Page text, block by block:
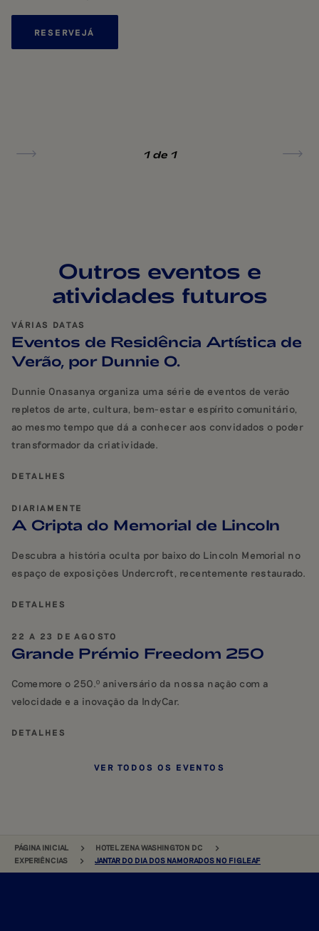
RESERVE JÁ
1de 1
Outros eventos e
atividades futuros
VÁRIAS DATAS
Eventos de Residência Artística de
Verão, por Dunnie O.
Dunnie Onasanya organiza uma série de eventos de verão
repletos de arte, cultura, bem-estar e espírito comunitário,
ao mesmo tempo que dá a conhecer aos convidados o poder
transformador da criatividade.
DETALHES
DIARIAMENTE
A Cripta do Memorial de Lincoln
Descubra a história oculta por baixo do Lincoln Memorial no
espaço de exposições Undercroft, recentemente restaurado.
DETALHES
22 A 23 DE AGOSTO
Grande Prémio Freedom 250
Comemore o 250.º aniversário da nossa nação com a
velocidade e a inovação da IndyCar.
DETALHES
VER TODOS OS EVENTOS
NAVEGAÇÃO
PÁGINA INICIAL
HOTEL ZENA WASHINGTON DC
EXPERIÊNCIAS
JANTAR DO DIA DOS NAMORADOS NO FIGLEAF